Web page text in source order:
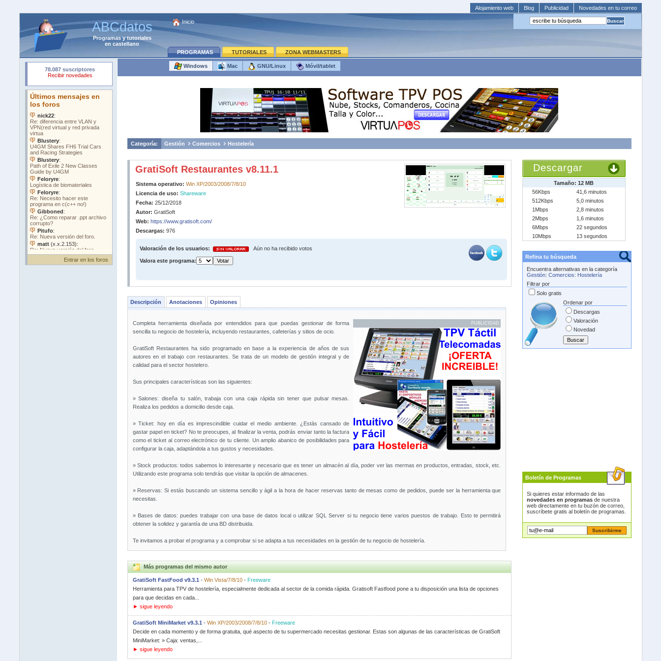
Alojamiento web Blog Publicidad Novedades en tu correo
ABCdatos
Programasytutoriales
en castellano
Inicio
PROGRAMAS TUTORIALES ZONA WEBMASTERS
Entrar en los foros
Windows Mac GNU/Linux Móvil/tablet
Categoría: Gestión Comercios Hostelería
GratiSoft Restaurantes v8.11.1
Sistema operativo: Win XP/2003/2008/7/8/10
Licencia de uso: Shareware
Fecha: 25/12/2018
Autor: GratiSoft
Web: https://www.gratisoft.com/
Descargas: 976
Valoración de los usuarios: Aún no ha recibido votos
Valora este programa:
Descripción Anotaciones Opiniones
PUBLICIDAD
Completa herramienta diseñada por entendidos para que puedas gestionar de forma
sencilla tu negocio de hostelería, incluyendo restaurantes, cafeterías y sitios de ocio.
GratiSoft Restaurantes ha sido programado en base a la experiencia de años de sus
autores en el trabajo con restaurantes. Se trata de un modelo de gestión integral y de
calidad para el sector hostelero.
Sus principales características son las siguientes:
» Salones: diseña tu salón, trabaja con una caja rápida sin tener que pulsar mesas.
Realiza los pedidos a domicilio desde caja.
» Ticket: hoy en día es imprescindible cuidar el medio ambiente. ¿Estás cansado de
gastar papel en ticket? No te preocupes, al finalizar la venta, podrás enviar tanto la factura
como el ticket al correo electrónico de tu cliente. Un amplio abanico de posibilidades para
configurar la caja, adaptándola a tus gustos y necesidades.
» Stock productos: todos sabemos lo interesante y necesario que es tener un almacén al día, poder ver las mermas en productos, entradas, stock, etc.
Utilizando este programa solo tendrás que visitar la opción de almacenes.
» Reservas: Si estás buscando un sistema sencillo y ágil a la hora de hacer reservas tanto de mesas como de pedidos, puede ser la herramienta que
necesitas.
» Bases de datos: puedes trabajar con una base de datos local o utilizar SQL Server si tu negocio tiene varios puestos de trabajo. Esto te permitirá
obtener la solidez y garantía de una BD distribuida.
Te invitamos a probar el programa y a comprobar si se adapta a tus necesidades en la gestión de tu negocio de hostelería.
Más programas del mismo autor
GratiSoft FastFood v9.3.1 - Win Vista/7/8/10- Freeware
Herramienta para TPV de hostelería, especialmente dedicada al sector de la comida rápida. Gratisoft Fastfood pone a tu disposición una lista de opciones
para que decidas en cada...
► sigue leyendo
GratiSoft MiniMarket v9.3.1 - Win XP/2003/2008/7/8/10- Freeware
Decide en cada momento y de forma gratuita, qué aspecto de tu supermercado necesitas gestionar. Estas son algunas de las características de GratiSoft
MiniMarket: » Caja: ventas,...
► sigue leyendo
Descargar
Tamaño: 12 MB
56Kbps
41,6 minutos
512Kbps
5,0 minutos
1Mbps
2,8 minutos
2Mbps
1,6 minutos
6Mbps
22 segundos
10Mbps
13 segundos
Refina tu búsqueda
Encuentra alternativas en la categoría
Gestión: Comercios: Hostelería
Filtrar por
Solo gratis
Ordenar por
Descargas
Valoración
Novedad
Boletín de Programas
Si quieres estar informado de las
novedades en programasde nuestra
web directamente en tu buzón de correo,
suscríbete gratis al boletín de programas.